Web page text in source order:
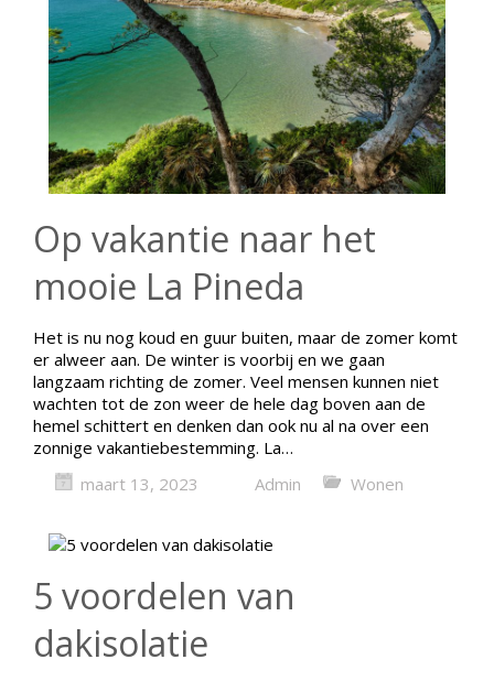
Op vakantie naar het
mooie La Pineda
Het is nu nog koud en guur buiten, maar de zomer komt
er alweer aan. De winter is voorbij en we gaan
langzaam richting de zomer. Veel mensen kunnen niet
wachten tot de zon weer de hele dag boven aan de
hemel schittert en denken dan ook nu al na over een
zonnige vakantiebestemming. La…
maart 13, 2023
Admin Wonen
5 voordelen van
dakisolatie